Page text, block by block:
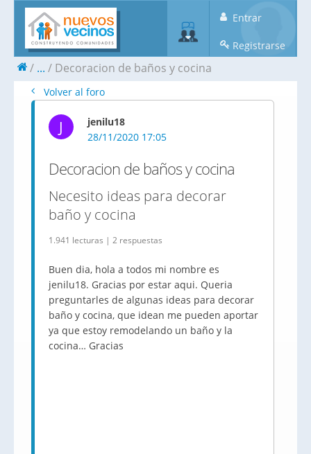
Entrar
Registrarse
... Decoracion de baños y cocina
Volver al foro
J
jenilu18
28/11/2020 17:05
Decoracion de baños y cocina
Necesito ideas para decorar
baño y cocina
1.941 lecturas | 2 respuestas
Buen dia, hola a todos mi nombre es
jenilu18. Gracias por estar aqui. Queria
preguntarles de algunas ideas para decorar
baño y cocina, que idean me pueden aportar
ya que estoy remodelando un baño y la
cocina… Gracias